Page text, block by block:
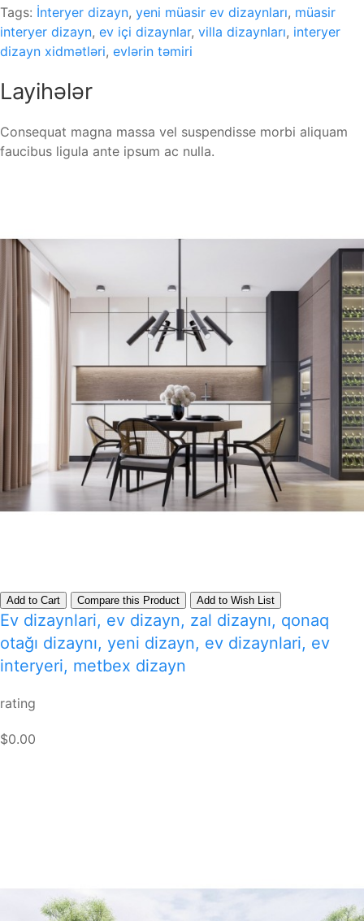
Tags: İnteryer dizayn, yeni müasir ev dizaynları, müasir
interyer dizayn, ev içi dizaynlar, villa dizaynları, interyer
dizayn xidmətləri, evlərin təmiri
Layihələr
Consequat magna massa vel suspendisse morbi aliquam
faucibus ligula ante ipsum ac nulla.
Add to Cart Compare this Product Add to Wish List
Ev dizaynlari, ev dizayn, zal dizaynı, qonaq
otağı dizaynı, yeni dizayn, ev dizaynlari, ev
interyeri, metbex dizayn
rating
$0.00